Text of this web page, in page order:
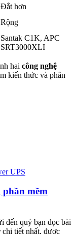
Đắt hơn
Rộng
Santak C1K, APC
SRT3000XLI
hai công nghệ
kiến thức và phân
phần mềm
đến quý bạn đọc bài
chi tiết nhất, được